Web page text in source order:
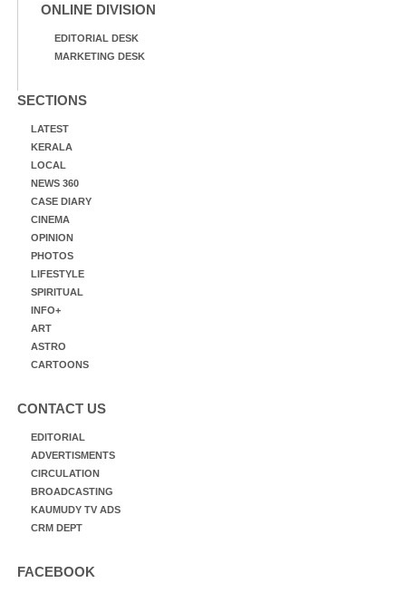
ONLINE DIVISION
EDITORIAL DESK
MARKETING DESK
SECTIONS
LATEST
KERALA
LOCAL
NEWS 360
CASE DIARY
CINEMA
OPINION
PHOTOS
LIFESTYLE
SPIRITUAL
INFO+
ART
ASTRO
CARTOONS
CONTACT US
EDITORIAL
ADVERTISMENTS
CIRCULATION
BROADCASTING
KAUMUDY TV ADS
CRM DEPT
FACEBOOK